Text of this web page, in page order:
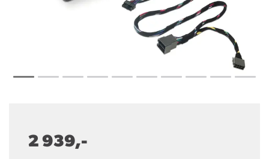
2 939,-